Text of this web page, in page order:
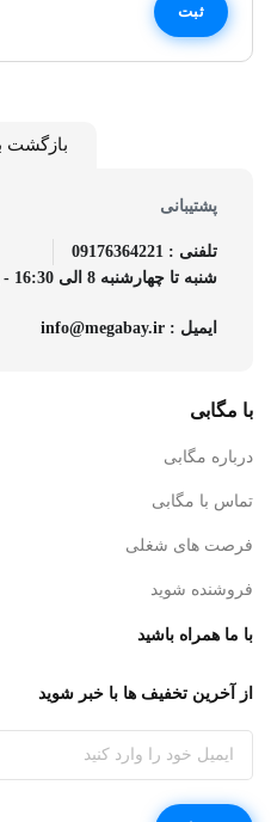
بازگشت
پشتیبانی
تلفنی : 09176364221
شنبه تا چهارشنبه 8 الی 16:30 - پنجشنبه 8 الی 14
ایمیل : info@megabay.ir
با مگابی
درباره مگابی
تماس با مگابی
فرصت های شغلی
فروشنده شوید
با ما همراه باشید
از آخرین تخفیف ها با خبر شوید